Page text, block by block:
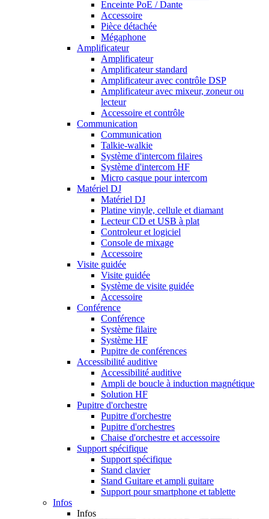
Enceinte PoE / Dante
Accessoire
Pièce détachée
Mégaphone
Amplificateur
Amplificateur
Amplificateur standard
Amplificateur avec contrôle DSP
Amplificateur avec mixeur, zoneur ou
lecteur
Accessoire et contrôle
Communication
Communication
Talkie-walkie
Système d'intercom filaires
Système d'intercom HF
Micro casque pour intercom
Matériel DJ
Matériel DJ
Platine vinyle, cellule et diamant
Lecteur CD et USB à plat
Controleur et logiciel
Console de mixage
Accessoire
Visite guidée
Visite guidée
Système de visite guidée
Accessoire
Conférence
Conférence
Système filaire
Système HF
Pupitre de conférences
Accessibilité auditive
Accessibilité auditive
Ampli de boucle à induction magnétique
Solution HF
Pupitre d'orchestre
Pupitre d'orchestre
Pupitre d'orchestres
Chaise d'orchestre et accessoire
Support spécifique
Support spécifique
Stand clavier
Stand Guitare et ampli guitare
Support pour smartphone et tablette
Infos
Infos